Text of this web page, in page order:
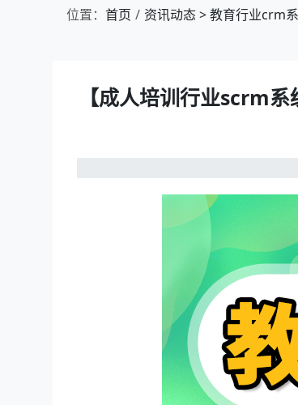
位置： 首页 资讯动态>教育行业crm
【成人培训行业scrm